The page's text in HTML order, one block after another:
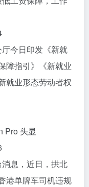
今日印发《新就
障指引》《新就业
就业形态劳动者权
Pro 头显
息，近日，拱北
港单牌车司机违规